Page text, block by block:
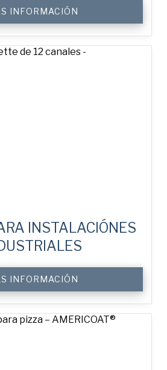
tapa aumenta la rigidez de la
INFORMACIÓN
INSTALACIÓNES
INFORMACIÓN